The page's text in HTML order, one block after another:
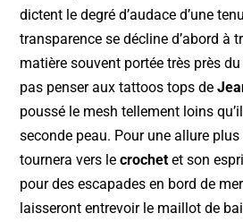
dictent le degré d’audace d’une
transparence se décline d’abord à
matière souvent portée très près
pas penser aux tattoos tops de
poussé le mesh tellement loins
seconde peau. Pour une allure
tournera vers lecrochetet son
pour des escapades en bord de
laisseront entrevoir le maillot de